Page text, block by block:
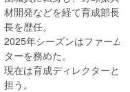
材開発などを経て育成部長
長を歴任。
2025年シーズンはファーム
ターを務めた。
現在は育成ディレクターと
担う。